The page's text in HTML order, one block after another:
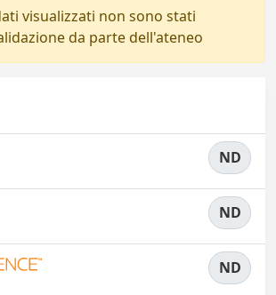
visualizzati non sono stati
da parte dell'ateneo
ND
ND
ND